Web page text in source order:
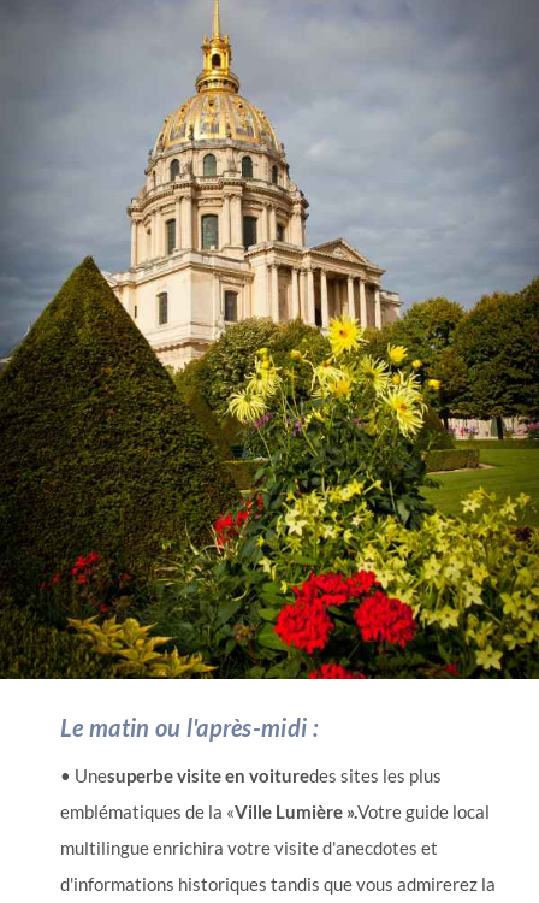
Le matin ou l'après-midi :
• Unesuperbe visite en voituredes sites les plus
emblématiques de la «Ville Lumière ».Votre guide local
multilingue enrichira votre visite d'anecdotes et
d'informations historiques tandis que vous admirerez la